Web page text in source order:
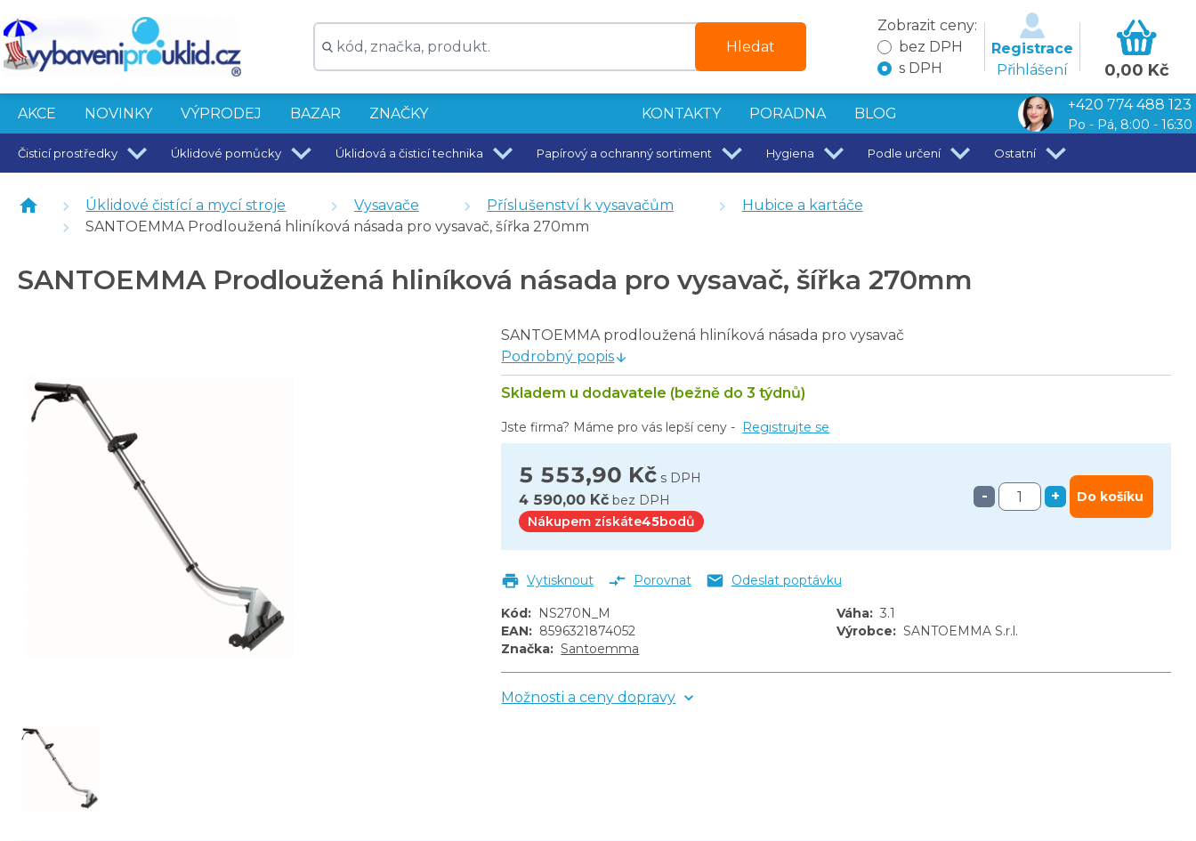
Hledat
Zobrazit ceny:
bez DPH
s DPH
Registrace
Přihlášení
0,00 Kč
AKCE NOVINKY VÝPRODEJ BAZAR ZNAČKY KONTAKTY PORADNA BLOG
+420 774 488 123
Po - Pá, 8:00 - 16:30
Čisticí prostředky Úklidové pomůcky Úklidová a čisticí technika Papírový a ochranný sortiment Hygiena Podle určení Ostatní
Úklidové čistící a mycí stroje
Vysavače Příslušenství k vysavačům
Hubice a kartáče
SANTOEMMA Prodloužená hliníková násada pro vysavač, šířka 270mm
SANTOEMMA Prodloužená hliníková násada pro vysavač, šířka 270mm
SANTOEMMA prodloužená hliníková násada pro vysavač
Podrobný popis
5 553,90 Kč s DPH
4 590,00 Kč bez DPH
Nákupem získáte45bodů
- + Do košíku
Skladem u dodavatele (bežně do 3 týdnů)
Jste firma? Máme pro vás lepší ceny - Registrujte se
Vytisknout Porovnat Odeslat poptávku
Kód: NS270N_M Váha: 3.1
EAN: 8596321874052 Výrobce: SANTOEMMA S.r.l.
Značka: Santoemma
Možnosti a ceny dopravy